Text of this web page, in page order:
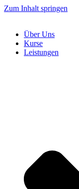
Zum Inhalt springen
Über Uns
Kurse
Leistungen